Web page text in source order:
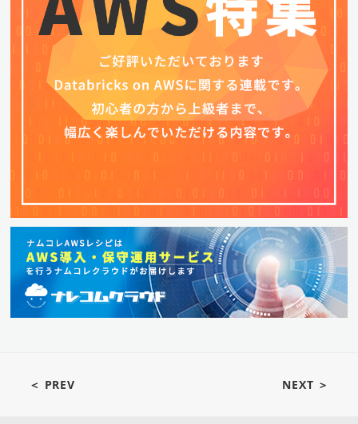
＜ PREV NEXT ＞